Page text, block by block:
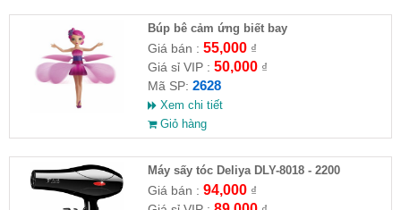
​Búp bê cảm ứng biết bay
Giá bán : 55,000₫
Giá sỉ VIP : 50,000₫
Mã SP: 2628
Xem chi tiết
Giỏ hàng
Máy sấy tóc Deliya DLY-8018 - 2200
Giá bán : 94,000₫